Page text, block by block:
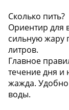
Сколько пить?
Ориентир для
сильную жару
литров.
Главное
течение дня и
жажда. Удобно
воды.